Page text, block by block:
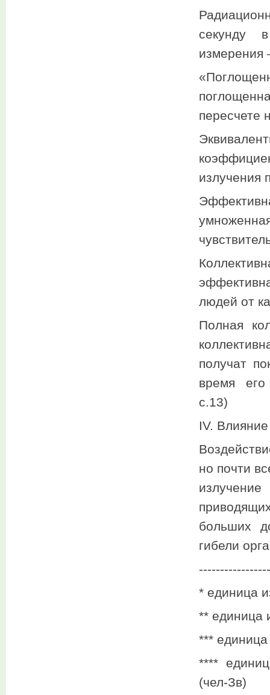
секунду
измерения
пересчете
излучения
людей от
Полная
получат
время
с.13)
IV.
но почти
больших
гибели
* единица
** единица
***
****
(чел-Зв)